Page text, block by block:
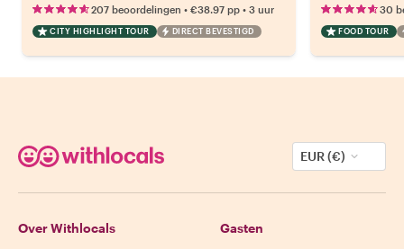
207 beoordelingen • €38.97 pp • 3 uur
CITY HIGHLIGHT TOUR DIRECT BEVESTIGD
30
FOOD TOUR
EUR (€)
Over Withlocals Gasten